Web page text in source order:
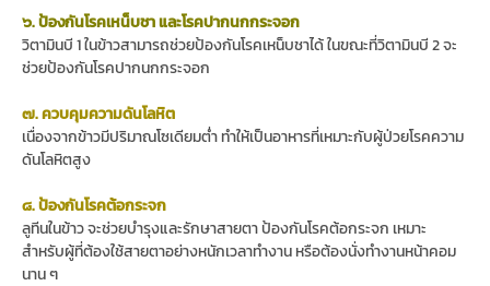
๖. ป้องกันโรคเหน็บชา และโรคปากนกกระจอก
วิตามินบี 1 ในข้าวสามารถช่วยป้องกันโรคเหน็บชาได้ ในขณะที่วิตามินบี 2 จะ
ช่วยป้องกันโรคปากนกกระจอก
๗. ควบคุมความดันโลหิต
เนื่องจากข้าวมีปริมาณโซเดียมต่ำ ทำให้เป็นอาหารที่เหมาะกับผู้ป่วยโรคความ
ดันโลหิตสูง
๘. ป้องกันโรคต้อกระจก
ลูทีนในข้าว จะช่วยบำรุงและรักษาสายตา ป้องกันโรคต้อกระจก เหมาะ
สำหรับผู้ที่ต้องใช้สายตาอย่างหนักเวลาทำงาน หรือต้องนั่งทำงานหน้าคอม
นาน ๆ